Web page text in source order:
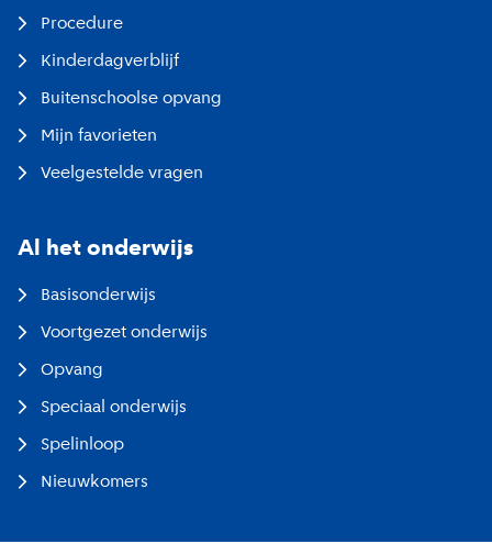
Procedure
Kinderdagverblijf
Buitenschoolse opvang
Mijn favorieten
Veelgestelde vragen
Al het onderwijs
Basisonderwijs
Voortgezet onderwijs
Opvang
Speciaal onderwijs
Spelinloop
Nieuwkomers